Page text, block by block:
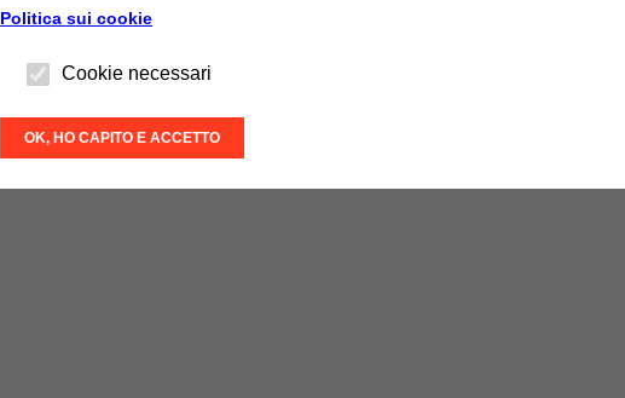
Politica sui cookie
Cookie necessari
OK, HO CAPITO E ACCETTO